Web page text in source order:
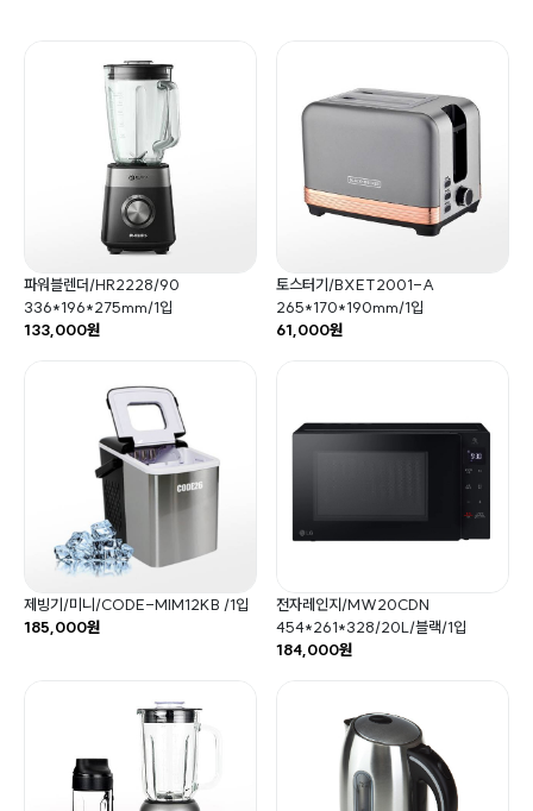
파워블렌더/HR2228/90
336*196*275mm/1입
133,000원
토스터기/BXET2001-A
265*170*190mm/1입
61,000원
제빙기/미니/CODE-MIM12KB /1입
185,000원
전자레인지/MW20CDN
454*261*328/20L/블랙/1입
184,000원